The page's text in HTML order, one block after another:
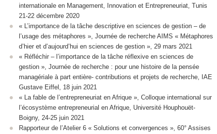
internationale en Management, Innovation et Entrepreneuriat, Tunis
21-22 décembre 2020
« L’importance de la tâche descriptive en sciences de gestion – de
l’usage des métaphores », Journée de recherche AIMS « Métaphores
d’hier et d’aujourd’hui en sciences de gestion », 29 mars 2021
« Réfléchir – l’importance de la tâche réflexive en sciences de
gestion », Journée de recherche : pour une histoire de la pensée
managériale à part entière- contributions et projets de recherche, IAE
Gustave Eiffel, 18 juin 2021
« La fable de l’entrepreneuriat en Afrique », Colloque international sur
l’écosystème entrepreneurial en Afrique, Université Houphouët-
Boigny, 24-25 juin 2021
Rapporteur de l’Atelier 6 « Solutions et convergences », 60° Assises